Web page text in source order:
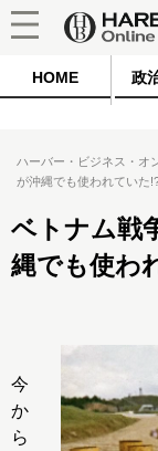
HOME 政
ハーバー・ビジネス・オ
が沖縄でも使われていた
ベトナム戦
縄でも使わ
今
か
ら